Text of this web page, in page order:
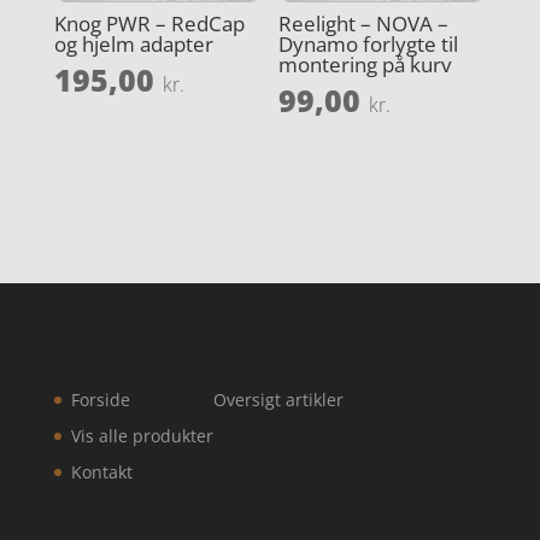
Knog PWR – RedCap
og hjelm adapter
195,00 kr.
Reelight – NOVA –
Dynamo forlygte til
montering på kurv
99,00 kr.
Forside
Vis alle produkter
Kontakt
Oversigt artikler